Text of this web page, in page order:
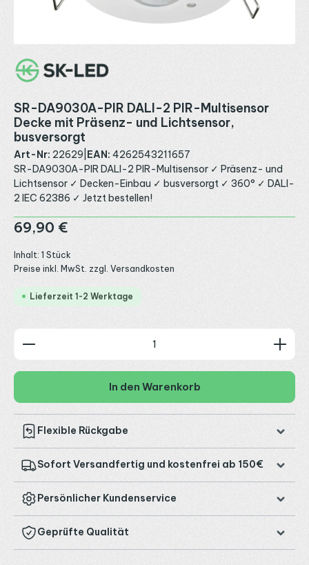
SR-DA9030A-PIR DALI-2 PIR-Multisensor
Decke mit Präsenz- und Lichtsensor,
busversorgt
Art-Nr: 22629 EAN: 4262543211657
SR-DA9030A-PIR DALI-2 PIR-Multisensor ✓ Präsenz- und
Lichtsensor ✓ Decken-Einbau ✓ busversorgt ✓ 360° ✓ DALI-
2 IEC 62386 ✓ Jetzt bestellen!
Regulärer Preis:
69,90 €
Inhalt: 1 Stück
Preise inkl. MwSt. zzgl. Versandkosten
Lieferzeit 1-2 Werktage
Produkt Anzahl: Gib den gewünschten Wert ein
In den Warenkorb
Flexible Rückgabe
Sofort Versandfertig und kostenfrei ab 150€
Persönlicher Kundenservice
Geprüfte Qualität